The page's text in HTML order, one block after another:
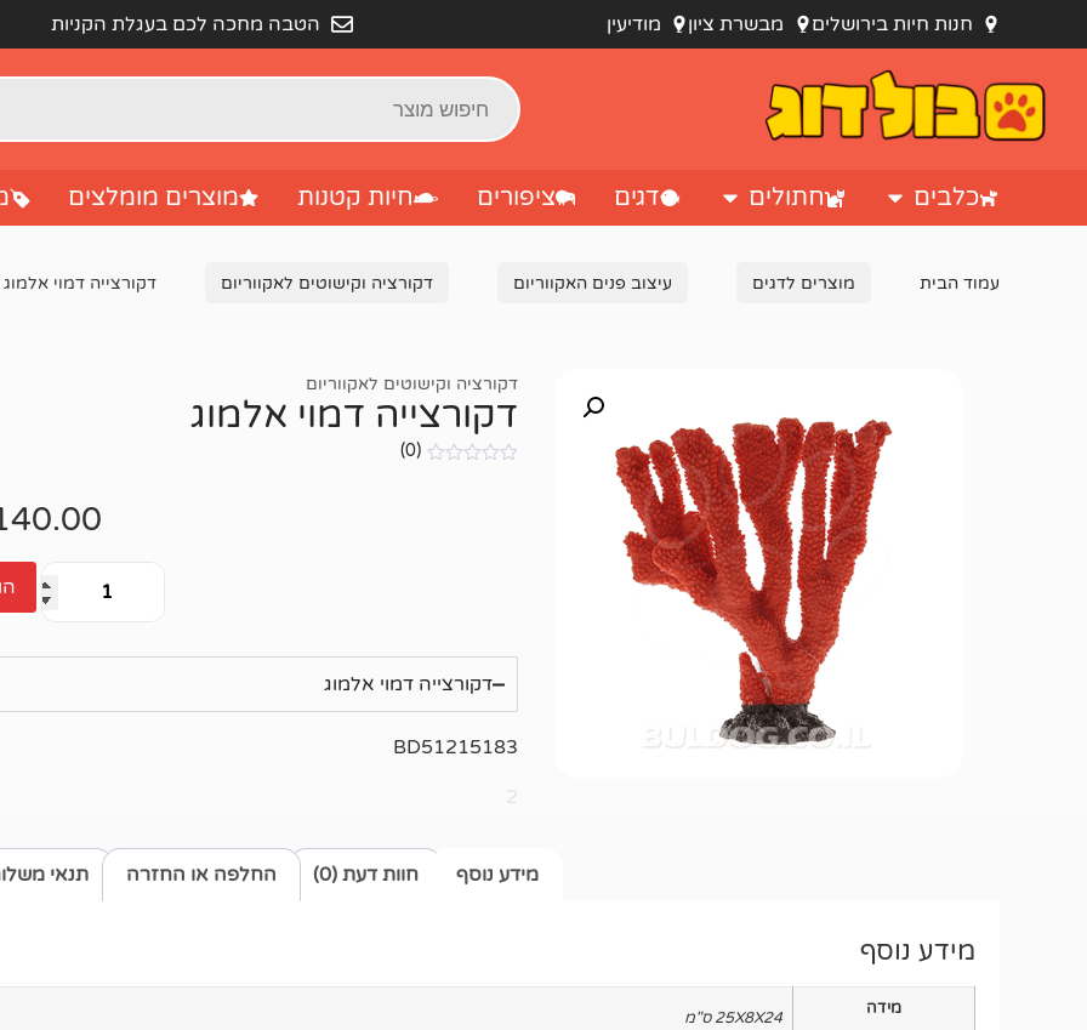
חנות חיות בירושלים מבשרת ציון מודיעין הטבה מחכה לכם בעגלת הקניות
כלבים חתולים דגים ציפורים חיות קטנות מוצרים מומלצים
עמוד הבית מוצרים לדגים עיצוב פנים האקווריום דקורציה וקישוטים לאקווריום דקורצייה דמוי אלמוג
דקורציה וקישוטים לאקווריום
דקורצייה דמוי אלמוג
(0)
דקורצייה דמוי אלמוג
BD51215183
2
מידע נוסף תנאי חוות דעת (0) החלפה או החזרה
מידע נוסף
מידה 25X8X24 ס"מ